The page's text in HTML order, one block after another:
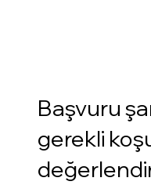
Başvuru
gerekli